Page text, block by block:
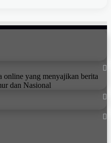
online yang menyajikan berita
dan Nasional